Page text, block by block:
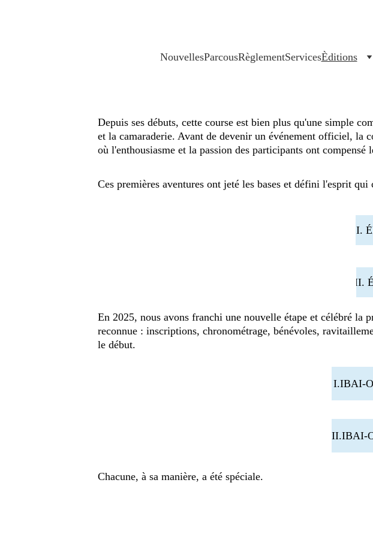
NouvellesParcousRèglementServicesÈditions
Depuis ses débuts, cette course est bien plus qu'une simple
et la camaraderie. Avant de devenir un événement officiel, la
où l'enthousiasme et la passion des participants ont compensé
Ces premières aventures ont jeté les bases et défini l'esprit
En 2025, nous avons franchi une nouvelle étape et célébré la
reconnue : inscriptions, chronométrage, bénévoles,
le début.
Chacune, à sa manière, a été spéciale.
I.
II.
I.IBAI-
II.IBAI-